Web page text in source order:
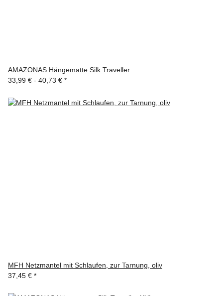
AMAZONAS Hängematte Silk Traveller
33,99 € - 40,73 € *
MFH Netzmantel mit Schlaufen, zur Tarnung, oliv
37,45 € *